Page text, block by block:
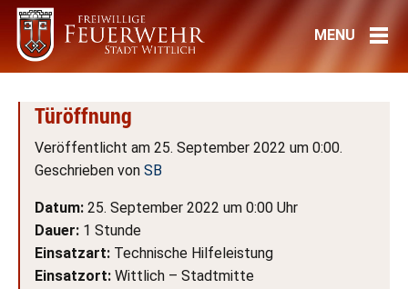
Türöffnung
Veröffentlicht am 25. September 2022 um 0:00.
Geschrieben von SB
Datum: 25. September 2022 um 0:00 Uhr
Dauer: 1 Stunde
Einsatzart: Technische Hilfeleistung
Einsatzort: Wittlich – Stadtmitte